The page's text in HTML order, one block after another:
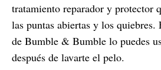
tratamiento reparador y protector
las puntas abiertas y los
de Bumble & Bumble lo puedes
después de lavarte el pelo.